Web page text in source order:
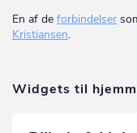
En af de forbindelser
Kristiansen.
Widgets til